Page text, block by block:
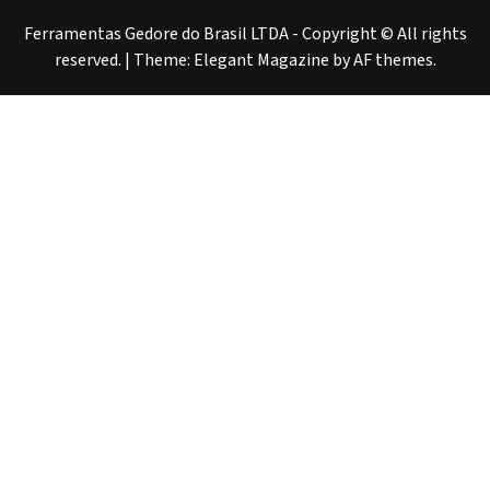
Ferramentas Gedore do Brasil LTDA - Copyright © All rights
reserved. | Theme: Elegant Magazine byAF themes.